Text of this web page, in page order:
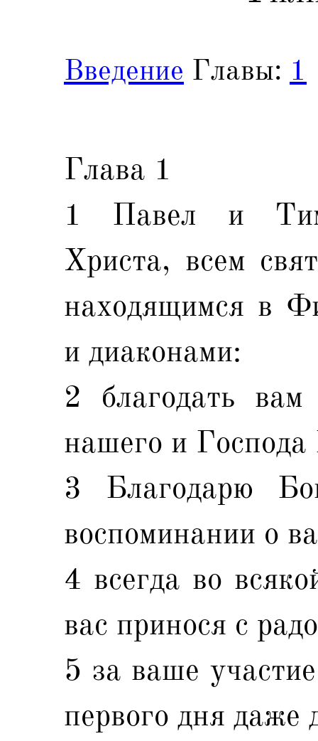
Введение Главы: 1
Глава 1
1 Павел и
Христа, всем
находящимся в
и диаконами:
2 благодать
нашего и
3 Благодарю
воспоминании о
4 всегда во
вас принося с
5 за ваше
первого дня даже